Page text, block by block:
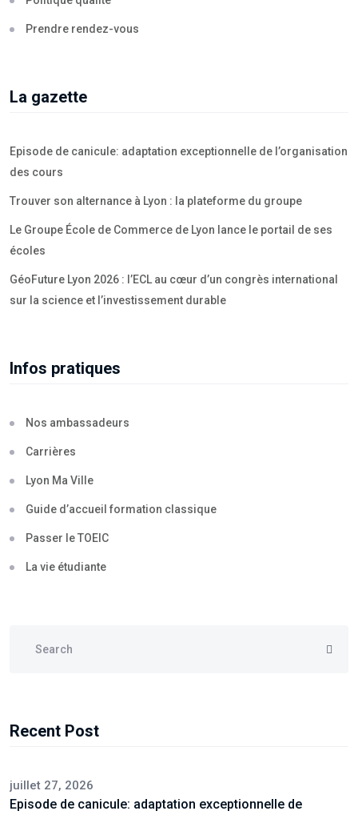
Prendre rendez-vous
La gazette
Episode de canicule: adaptation exceptionnelle de l’organisation
des cours
Trouver son alternance à Lyon : la plateforme du groupe
Le Groupe École de Commerce de Lyon lance le portail de ses
écoles
GéoFuture Lyon 2026 : l’ECL au cœur d’un congrès international
sur la science et l’investissement durable
Infos pratiques
Nos ambassadeurs
Carrières
Lyon Ma Ville
Guide d’accueil formation classique
Passer le TOEIC
La vie étudiante
Recent Post
juillet 27, 2026
Episode de canicule: adaptation exceptionnelle de